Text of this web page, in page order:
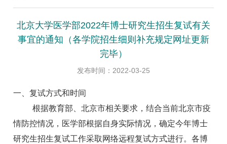
北京大学医学部2022年博士研究生招生复试有关
事宜的通知（各学院招生细则补充规定网址更新
完毕）
发布时间：2022-03-25
一、复试方式和时间
根据教育部、北京市相关要求，结合当前北京市疫
情防控情况，医学部根据自身实际情况，确定今年博士
研究生招生复试工作采取网络远程复试方式进行。各博